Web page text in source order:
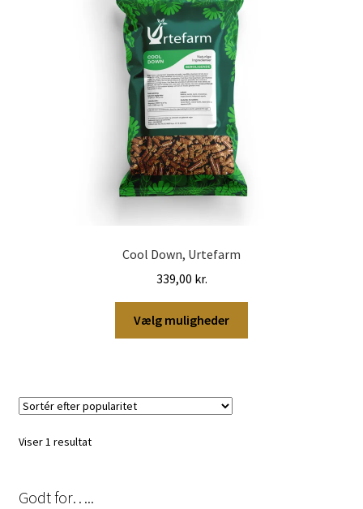
Cool Down, Urtefarm
339,00 kr.
Vælg muligheder
Viser 1 resultat
Godt for…..